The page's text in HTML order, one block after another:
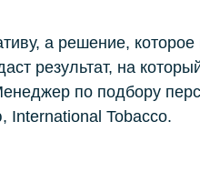
а решение, которое
результат, на
по подбору
International Tobacco.